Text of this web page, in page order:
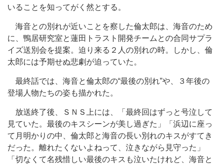
いることを知ってがく然とする。
海音との別れが近いことを察した倫太郎は、海音のため
に、鴨居研究室と蓮田トラスト開発チームとの合同サプラ
イズ送別会を提案。迫り来る２人の別れの時。しかし、倫
太郎には予期せぬ悲劇が迫っていた。
最終話では、海音と倫太郎の“最後の別れ”や、３年後の
登場人物たちの姿も描かれた。
放送終了後、ＳＮＳ上には、「最終回はずっと号泣して
見ていた。最後のキスシーンが美し過ぎた」「浜辺に座っ
て月明かりの中、倫太郎と海音の長い別れのキスがすてき
だった。離れたくないよねって、泣きながら見守った」
「切なくて名残惜しい最後のキスも泣いたけれど、海音と